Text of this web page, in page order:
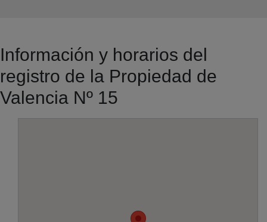
Información y horarios del
registro de la Propiedad de
Valencia Nº 15